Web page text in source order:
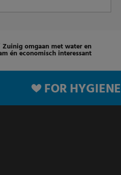
Zuinig omgaan met water en
én economisch interessant
FOR HYGIENE